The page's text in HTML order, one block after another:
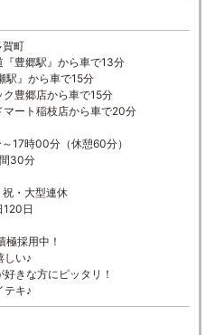
町
駅』から車で13分
から車で15分
郷店から車で15分
稲枝店から車で20分
時00分（休憩60分）
分
・大型連休
日
採用中！
い♪
きな方にピッタリ！
キ♪